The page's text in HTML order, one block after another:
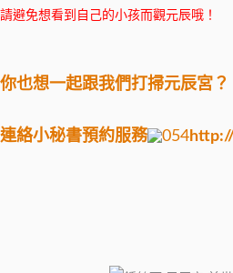
請避免想看到自己的小孩而觀元辰哦！
你也想一起跟我們打掃元辰宮？
連絡小秘書預約服務